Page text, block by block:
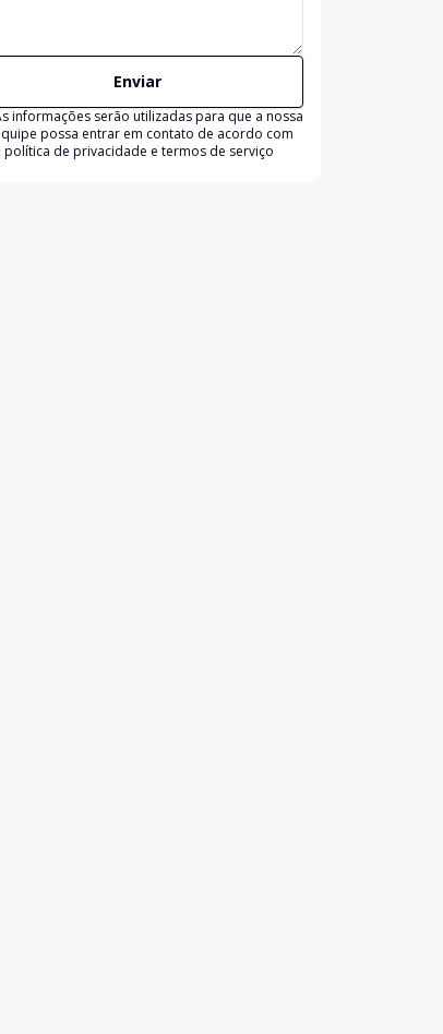
Enviar
informações serão utilizadas para que a nossa
possa entrar em contato de acordo com
política de privacidade e termos de serviço